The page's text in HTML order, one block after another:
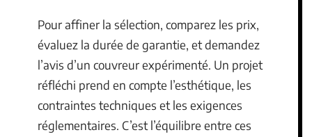
Pour affiner la sélection, comparez les prix,
évaluez la durée de garantie, et demandez
l’avis d’un couvreur expérimenté. Un projet
réfléchi prend en compte l’esthétique, les
contraintes techniques et les exigences
réglementaires. C’est l’équilibre entre ces